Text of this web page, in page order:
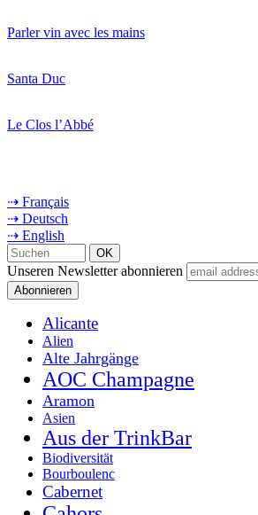
Parler vin avec les mains
Santa Duc
Le Clos l’Abbé
⇢ Français
⇢ Deutsch
⇢ English
Unseren Newsletter abonnieren
Alicante
Alien
Alte Jahrgänge
AOC Champagne
Aramon
Asien
Aus der TrinkBar
Biodiversität
Bourboulenc
Cabernet